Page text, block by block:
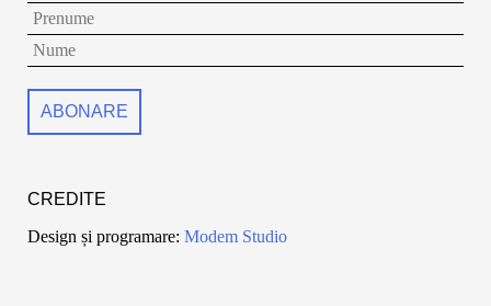
CREDITE
Design și programare: Modem Studio